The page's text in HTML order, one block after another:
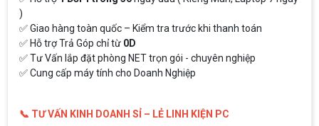
)
✅ Giao hàng toàn quốc – Kiểm tra trước khi thanh toán
✅ Hỗ trợ Trả Góp chỉ từ 0D
✅ Tư Vấn lắp đặt phòng NET trọn gói - chuyên nghiệp
✅ Cung cấp máy tính cho Doanh Nghiệp
📞 TƯ VẤN KINH DOANH SỈ – LẺ LINH KIỆN PC